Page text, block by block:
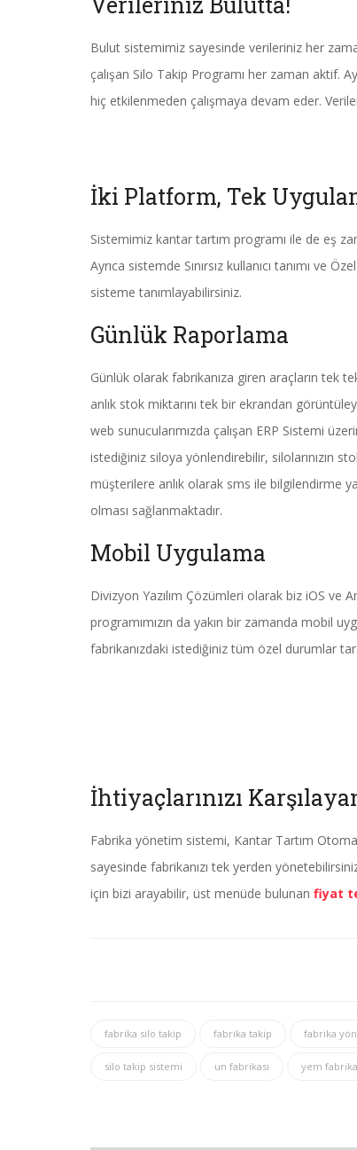
Bulut sistemimiz sayesinde verileriniz her
çalışan Silo Takip Programı her zaman aktif.
hiç etkilenmeden çalışmaya devam eder.
İki Platform, Tek
Sistemimiz kantar tartım programı ile de eş
Ayrıca sistemde Sınırsız kullanıcı tanımı ve
sisteme tanımlayabilirsiniz.
Günlük Raporlama
Günlük olarak fabrikanıza giren araçların tek
anlık stok miktarını tek bir ekrandan
web sunucularımızda çalışan ERP Sistemi
istediğiniz siloya yönlendirebilir, silolarınızın
müşterilere anlık olarak sms ile bilgilendirme
olması sağlanmaktadır.
Mobil Uygulama
Divizyon Yazılım Çözümleri olarak biz iOS
programımızın da yakın bir zamanda mobil
fabrikanızdaki istediğiniz tüm özel durumlar
İhtiyaçlarınızı
Fabrika yönetim sistemi, Kantar Tartım
sayesinde fabrikanızı tek yerden
için bizi arayabilir, üst menüde bulunan fiyat
fabrika silo takip fabrika takip fabrika
silo takip sistemi un fabrikası yem